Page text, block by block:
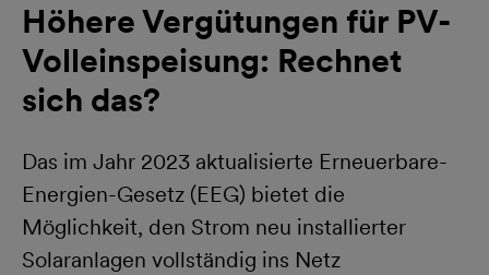
Höhere Vergütungen für PV-
Volleinspeisung: Rechnet
sich das?
Das im Jahr 2023 aktualisierte Erneuerbare-
Energien-Gesetz (EEG) bietet die
Möglichkeit, den Strom neu installierter
Solaranlagen vollständig ins Netz